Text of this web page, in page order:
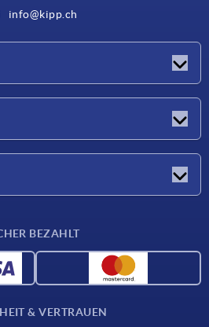
info@kipp.ch
BEZAHLT
& VERTRAUEN